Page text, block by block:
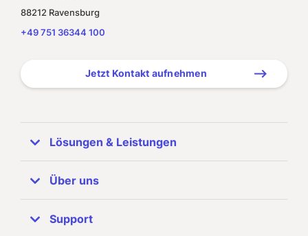
88212 Ravensburg
+49 751 36344 100
Jetzt Kontakt aufnehmen
Lösungen & Leistungen
ERP Systeme
SAP Business One
Referenzen
Über uns
Unternehmen
Support